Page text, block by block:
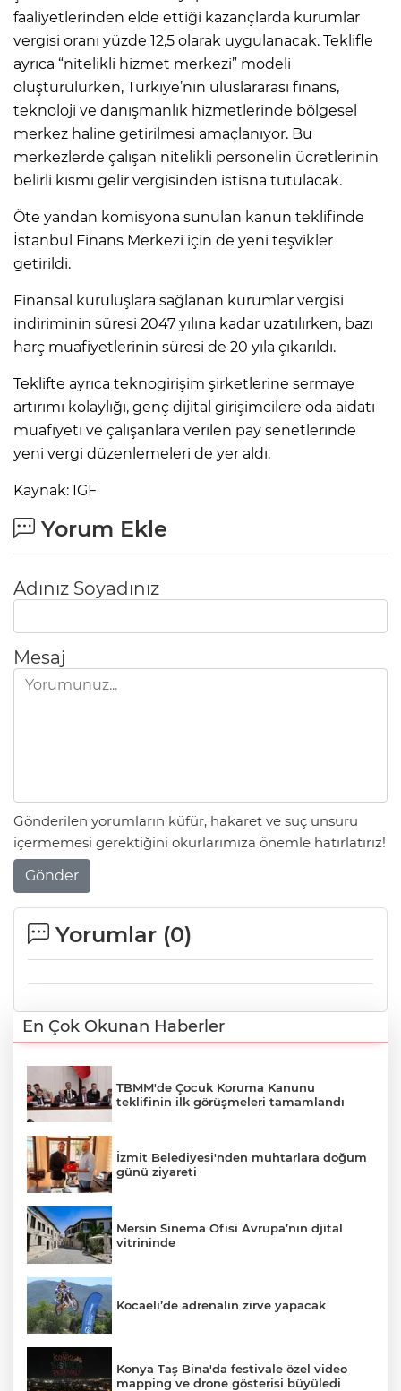
faaliyetlerinden elde ettiği kazançlarda kurumlar
vergisi oranı yüzde 12,5 olarak uygulanacak. Teklifle
ayrıca “nitelikli hizmet merkezi” modeli
oluşturulurken, Türkiye’nin uluslararası finans,
teknoloji ve danışmanlık hizmetlerinde bölgesel
merkez haline getirilmesi amaçlanıyor. Bu
merkezlerde çalışan nitelikli personelin ücretlerinin
belirli kısmı gelir vergisinden istisna tutulacak.
Öte yandan komisyona sunulan kanun teklifinde
İstanbul Finans Merkezi için de yeni teşvikler
getirildi.
Finansal kuruluşlara sağlanan kurumlar vergisi
indiriminin süresi 2047 yılına kadar uzatılırken, bazı
harç muafiyetlerinin süresi de 20 yıla çıkarıldı.
Teklifte ayrıca teknogirişim şirketlerine sermaye
artırımı kolaylığı, genç dijital girişimcilere oda aidatı
muafiyeti ve çalışanlara verilen pay senetlerinde
yeni vergi düzenlemeleri de yer aldı.
Kaynak: IGF
Yorum Ekle
Adınız Soyadınız
Mesaj
Gönderilen yorumların küfür, hakaret ve suç unsuru
içermemesi gerektiğini okurlarımıza önemle hatırlatırız!
Gönder
Yorumlar (0)
En Çok Okunan Haberler
TBMM'de Çocuk Koruma Kanunu
teklifinin ilk görüşmeleri tamamlandı
İzmit Belediyesi'nden muhtarlara doğum
günü ziyareti
Mersin Sinema Ofisi Avrupa’nın djital
vitrininde
Kocaeli’de adrenalin zirve yapacak
Konya Taş Bina'da festivale özel video
mapping ve drone gösterisi büyüledi